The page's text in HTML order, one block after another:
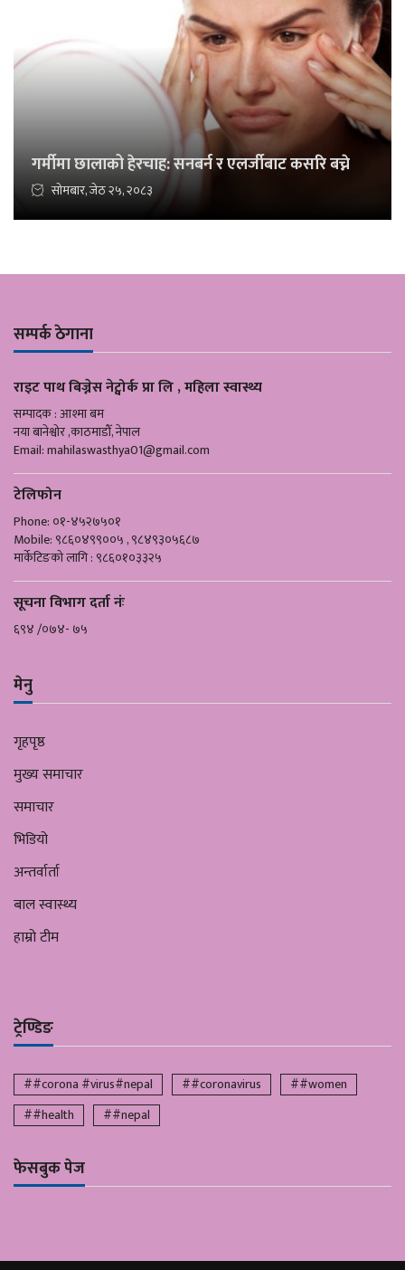
गर्मीमा छालाको हेरचाह: सनबर्न र एलर्जीबाट कसरि बच्ने
सोमबार, जेठ २५, २०८३
सम्पर्क ठेगाना
राइट पाथ बिज्नेस नेट्वोर्क प्रा लि , महिला स्वास्थ्य
सम्पादक : आश्मा बम
नया बानेश्वोर ,काठमाडौँ, नेपाल
Email:mahilaswasthya01@gmail.com
टेलिफोन
Phone: ०१-४५२७५०१
Mobile: ९८६०४९९००५ , ९८४९३०५६८७
मार्केटिङको लागि : ९८६०१०३३२५
सूचना विभाग दर्ता नंः
६९४ /०७४- ७५
मेनु
गृहपृष्ठ
मुख्य समाचार
समाचार
भिडियो
अन्तर्वार्ता
बाल स्वास्थ्य
हाम्रो टीम
ट्रेण्डिङ
##corona #virus#nepal ##coronavirus
##women
##health
##nepal
फेसबुक पेज